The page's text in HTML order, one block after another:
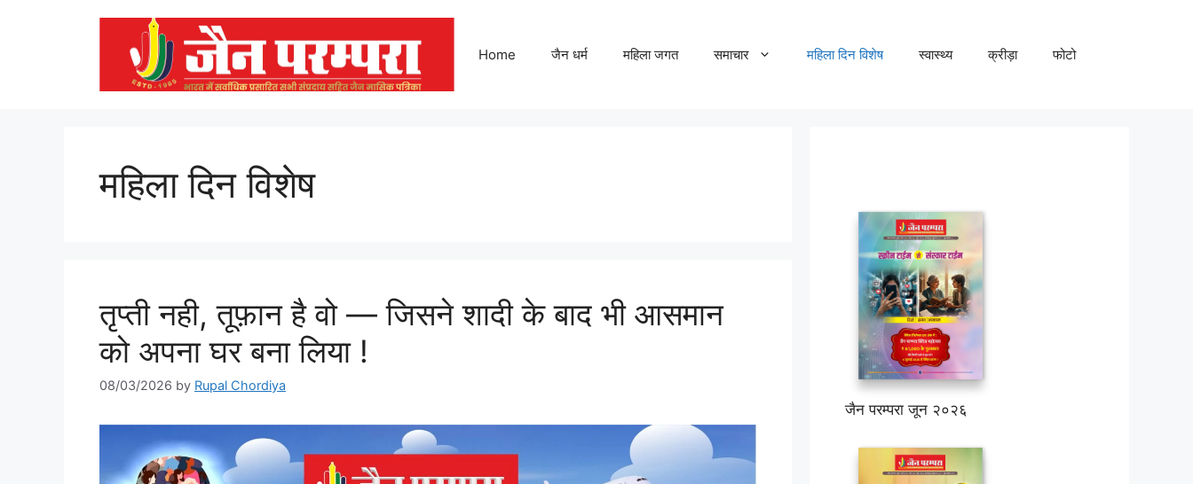
Home जैन धर्म महिला जगत समाचार महिला दिन विशेष स्वास्थ्य क्रीड़ा फोटो
महिला दिन विशेष
तृप्ती नही, तूफ़ान है वो — जिसने शादी के बाद भी आसमान
को अपना घर बना लिया !
08/03/2026 by Rupal Chordiya
जैन परम्परा जून २०२६